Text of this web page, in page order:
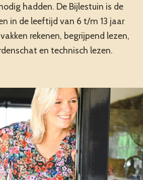
hadden. De Bijlestuin is de
in de leeftijd van 6 t/m 13 jaar
rekenen, begrijpend lezen,
en technisch lezen.